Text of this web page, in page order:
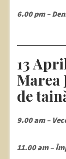
6.00 pm –
13
Marea
de
9.00 am –
11.00 am –